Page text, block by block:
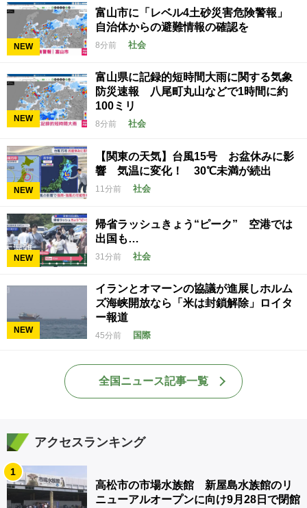
NEW
富山市に「レベル4土砂災害危険警報」
自治体からの避難情報の確認を
8分前 社会
NEW
富山県に記録的短時間大雨に関する気象
防災速報 八尾町丸山などで1時間に約
100ミリ
8分前 社会
NEW
【関東の天気】台風15号 お盆休みに影
響 気温に変化！ 30℃未満が続出
11分前 社会
NEW
帰省ラッシュきょう“ピーク” 空港では
出国も…
31分前 社会
NEW
イランとオマーンの協議が進展しホルム
ズ海峡開放なら「米は封鎖解除」ロイタ
ー報道
45分前 国際
全国ニュース記事一覧
アクセスランキング
1
高松市の市場水族館 新屋島水族館のリ
ニューアルオープンに向け9月28日で閉館